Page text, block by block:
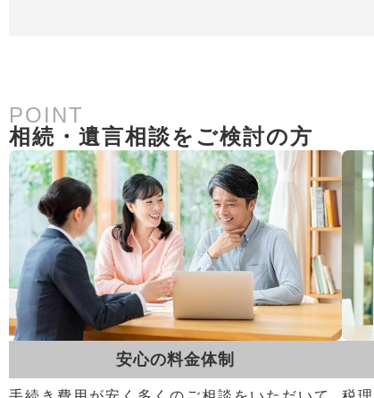
POINT
相続・遺言相談をご検討の方
安心の料金体制